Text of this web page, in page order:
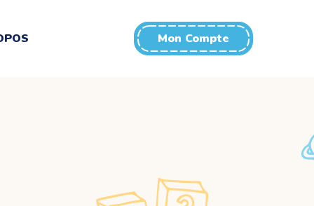
Mon Compte